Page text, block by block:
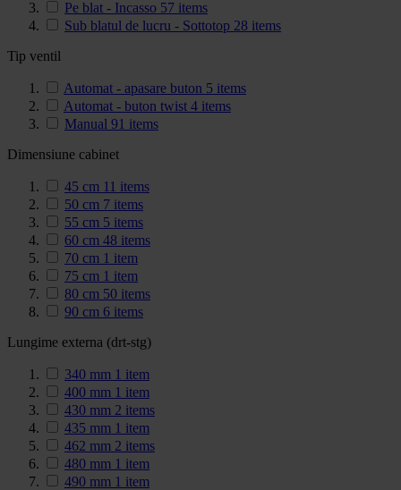
Pe blat - Incasso 57 items
Sub blatul de lucru - Sottotop 28 items
Tip ventil
Automat - apasare buton 5 items
Automat - buton twist 4 items
Manual 91 items
Dimensiune cabinet
45 cm 11 items
50 cm 7 items
55 cm 5 items
60 cm 48 items
70 cm 1 item
75 cm 1 item
80 cm 50 items
90 cm 6 items
Lungime externa (drt-stg)
340 mm 1 item
400 mm 1 item
430 mm 2 items
435 mm 1 item
462 mm 2 items
480 mm 1 item
490 mm 1 item